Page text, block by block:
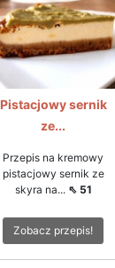
Pistacjowy sernik
ze...
Przepis na kremowy
pistacjowy sernik ze
skyra na... ⇖ 51
Zobacz przepis!